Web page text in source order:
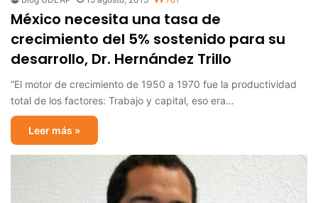
México necesita una tasa de
crecimiento del 5% sostenido para su
desarrollo, Dr. Hernández Trillo
“El motor de crecimiento de 1950 a 1970 fue la productividad
total de los factores: Trabajo y capital, eso era…
Leer más »